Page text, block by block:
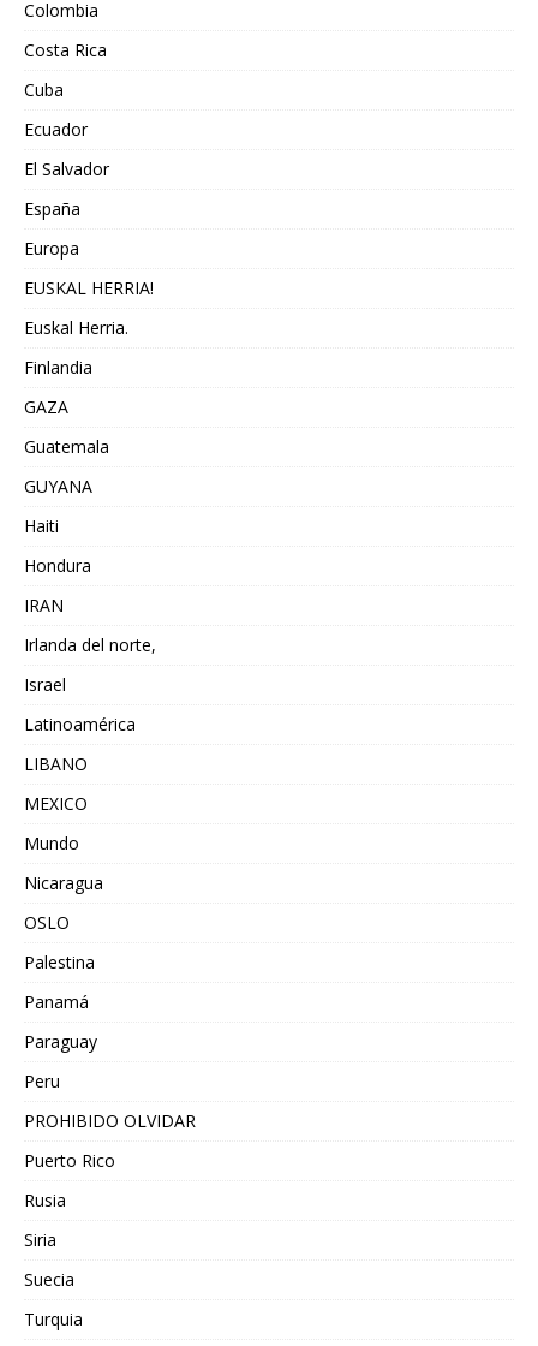
Colombia
Costa Rica
Cuba
Ecuador
El Salvador
España
Europa
EUSKAL HERRIA!
Euskal Herria.
Finlandia
GAZA
Guatemala
GUYANA
Haiti
Hondura
IRAN
Irlanda del norte,
Israel
Latinoamérica
LIBANO
MEXICO
Mundo
Nicaragua
OSLO
Palestina
Panamá
Paraguay
Peru
PROHIBIDO OLVIDAR
Puerto Rico
Rusia
Siria
Suecia
Turquia